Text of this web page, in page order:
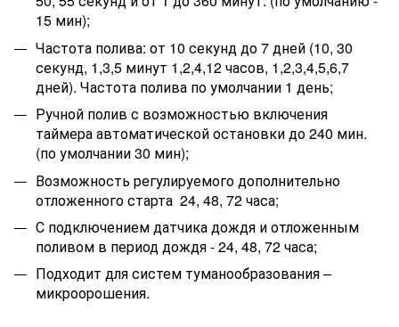
15 мин);
Частота полива: от 10 секунд до 7 дней (10, 30
секунд, 1,3,5 минут 1,2,4,12 часов, 1,2,3,4,5,6,7
дней). Частота полива по умолчании 1 день;
Ручной полив с возможностью включения
таймера автоматической остановки до 240 мин.
(по умолчании 30 мин);
Возможность регулируемого дополнительно
отложенного старта 24, 48, 72 часа;
С подключением датчика дождя и отложенным
поливом в период дождя - 24, 48, 72 часа;
Подходит для систем туманообразования –
микроорошения.